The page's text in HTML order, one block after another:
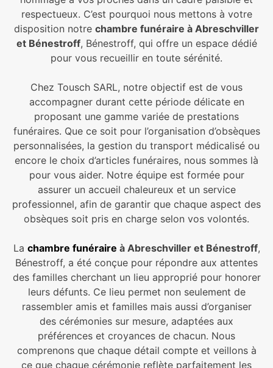
respectueux. C’est pourquoi nous mettons à votre
disposition notre chambre funéraire à Abreschviller
et Bénestroff, Bénestroff, qui offre un espace dédié
pour vous recueillir en toute sérénité.
Chez Tousch SARL, notre objectif est de vous
accompagner durant cette période délicate en
proposant une gamme variée de prestations
funéraires. Que ce soit pour l’organisation d’obsèques
personnalisées, la gestion du transport médicalisé ou
encore le choix d’articles funéraires, nous sommes là
pour vous aider. Notre équipe est formée pour
assurer un accueil chaleureux et un service
professionnel, afin de garantir que chaque aspect des
obsèques soit pris en charge selon vos volontés.
La chambre funéraire à Abreschviller et Bénestroff,
Bénestroff, a été conçue pour répondre aux attentes
des familles cherchant un lieu approprié pour honorer
leurs défunts. Ce lieu permet non seulement de
rassembler amis et familles mais aussi d’organiser
des cérémonies sur mesure, adaptées aux
préférences et croyances de chacun. Nous
comprenons que chaque détail compte et veillons à
ce que chaque cérémonie reflète parfaitement les